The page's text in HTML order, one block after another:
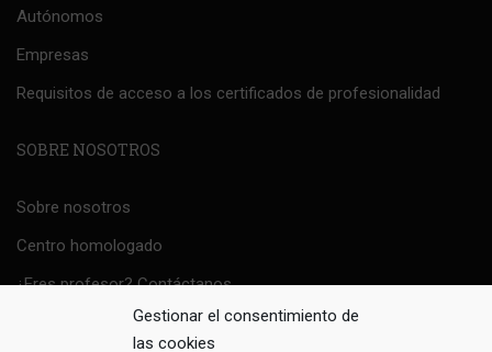
Gestionar el consentimiento de
las cookies
Autónomos
Empresas
Requisitos de acceso a los certificados de profesionalidad
SOBRE NOSOTROS
Sobre nosotros
Centro homologado
¿Eres profesor? Contáctanos
Política Sistema de Gestión Integrado